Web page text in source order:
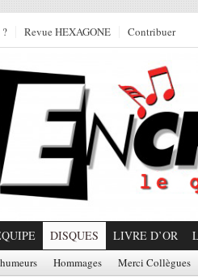
Revue HEXAGONE Contribuer
DISQUES LIVRE D’OR
Hommages Merci Collègues